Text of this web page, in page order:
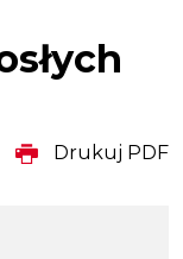
Drukuj PDF